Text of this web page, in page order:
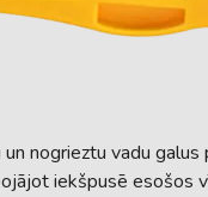
nogrieztu vadu
iekšpusē esošos